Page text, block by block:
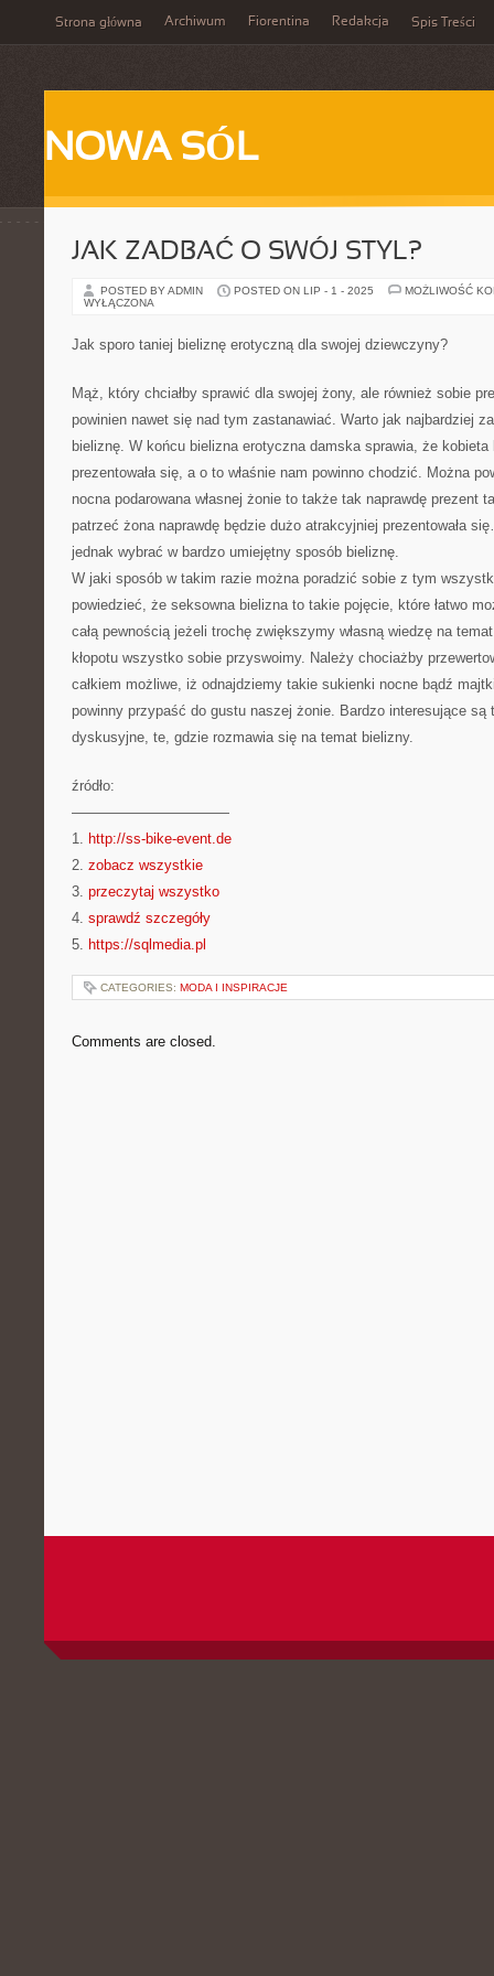
Strona główna Archiwum Fiorentina Redakcja Spis Treści
NOWA SÓL
JAK ZADBAĆ O SWÓJ STYL?
POSTED BY ADMIN POSTED ON LIP - 1 - 2025
MOŻLIWOŚĆ
WYŁĄCZONA
Jak sporo taniej bieliznę erotyczną dla swojej dziewczyny?
Mąż, który chciałby sprawić dla swojej żony, ale również sobie
powinien nawet się nad tym zastanawiać. Warto jak najbardziej
bieliznę. W końcu bielizna erotyczna damska sprawia, że kobieta
prezentowała się, a o to właśnie nam powinno chodzić. Można
nocna podarowana własnej żonie to także tak naprawdę prezent
patrzeć żona naprawdę będzie dużo atrakcyjniej prezentowała
jednak wybrać w bardzo umiejętny sposób bieliznę.
W jaki sposób w takim razie można poradzić sobie z tym
powiedzieć, że seksowna bielizna to takie pojęcie, które łatwo
całą pewnością jeżeli trochę zwiększymy własną wiedzę na
kłopotu wszystko sobie przyswoimy. Należy chociażby
całkiem możliwe, iż odnajdziemy takie sukienki nocne bądź
powinny przypaść do gustu naszej żonie. Bardzo interesujące są
dyskusyjne, te, gdzie rozmawia się na temat bielizny.
źródło:
———————————
1. http://ss-bike-event.de
2. zobacz wszystkie
3. przeczytaj wszystko
4. sprawdź szczegóły
5. https://sqlmedia.pl
CATEGORIES: MODA I INSPIRACJE
Comments are closed.